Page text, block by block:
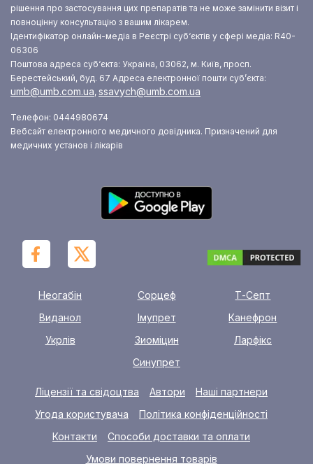
рішення про застосування цих препаратів та не може замінити візит і
повноцінну консультацію з вашим лікарем.
Ідентифікатор онлайн-медіа в Реєстрі суб‘єктів у сфері медіа: R40-
06306
Поштова адреса суб‘єкта: Україна, 03062, м. Київ, просп.
Берестейський, буд. 67 Адреса електронної пошти суб’єкта:
umb@umb.com.ua, ssavych@umb.com.ua
Телефон: 0444980674
Вебсайт електронного медичного довідника. Призначений для
медичних установ і лікарів
Неогабін Сорцеф
Т-Септ
Виданол
Імупрет
Канефрон
Укрлів
Зиоміцин
Ларфікс
Синупрет
Ліцензії та свідоцтва Автори
Наші партнери
Угода користувача
Політика конфіденційності
Контакти
Способи доставки та оплати
Умови повернення товарів